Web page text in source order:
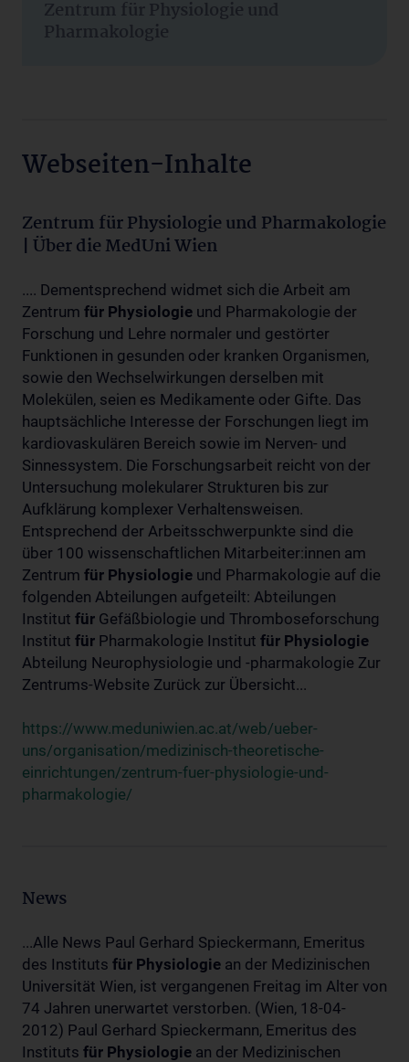
Zentrum für Physiologie und
Pharmakologie
Webseiten-Inhalte
Zentrum für Physiologie und Pharmakologie
| Über die MedUni Wien
.... Dementsprechend widmet sich die Arbeit am
Zentrum für Physiologie und Pharmakologie der
Forschung und Lehre normaler und gestörter
Funktionen in gesunden oder kranken Organismen,
sowie den Wechselwirkungen derselben mit
Molekülen, seien es Medikamente oder Gifte. Das
hauptsächliche Interesse der Forschungen liegt im
kardiovaskulären Bereich sowie im Nerven- und
Sinnessystem. Die Forschungsarbeit reicht von der
Untersuchung molekularer Strukturen bis zur
Aufklärung komplexer Verhaltensweisen.
Entsprechend der Arbeitsschwerpunkte sind die
über 100 wissenschaftlichen Mitarbeiter:innen am
Zentrum für Physiologie und Pharmakologie auf die
folgenden Abteilungen aufgeteilt: Abteilungen
Institut für Gefäßbiologie und Thromboseforschung
Institut für Pharmakologie Institut für Physiologie
Abteilung Neurophysiologie und -pharmakologie Zur
Zentrums-Website Zurück zur Übersicht...
https://www.meduniwien.ac.at/web/ueber-
uns/organisation/medizinisch-theoretische-
einrichtungen/zentrum-fuer-physiologie-und-
pharmakologie/
News
...Alle News Paul Gerhard Spieckermann, Emeritus
des Instituts für Physiologie an der Medizinischen
Universität Wien, ist vergangenen Freitag im Alter von
74 Jahren unerwartet verstorben. (Wien, 18-04-
2012) Paul Gerhard Spieckermann, Emeritus des
Instituts für Physiologie an der Medizinischen